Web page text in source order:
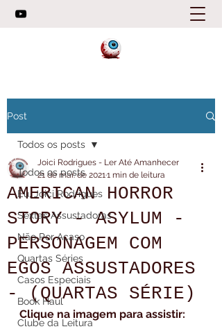
Post
Todos os posts
Eu, Joici Rodrigues
Sextas Assustadoras
Não Por Acaso
Quartas Séries
Casos Especiais
Book Haul
Clube da Leitura
Todos os posts
AMERICAN HORROR
STORY - ASYLUM -
PERSONAGEM COM
EGOS ASSUSTADORES
- (QUARTAS SÉRIE)
Joici Rodrigues - Ler Até Amanhecer
21 de mar. de 20211 min de leitura
Clique na imagem para assistir: